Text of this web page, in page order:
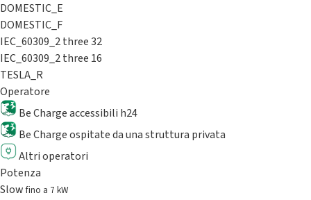
DOMESTIC_E
DOMESTIC_F
IEC_60309_2 three 32
IEC_60309_2 three 16
TESLA_R
Operatore
Be Charge accessibili h24
Be Charge ospitate da una struttura privata
Altri operatori
Potenza
Slowfino a 7 kW